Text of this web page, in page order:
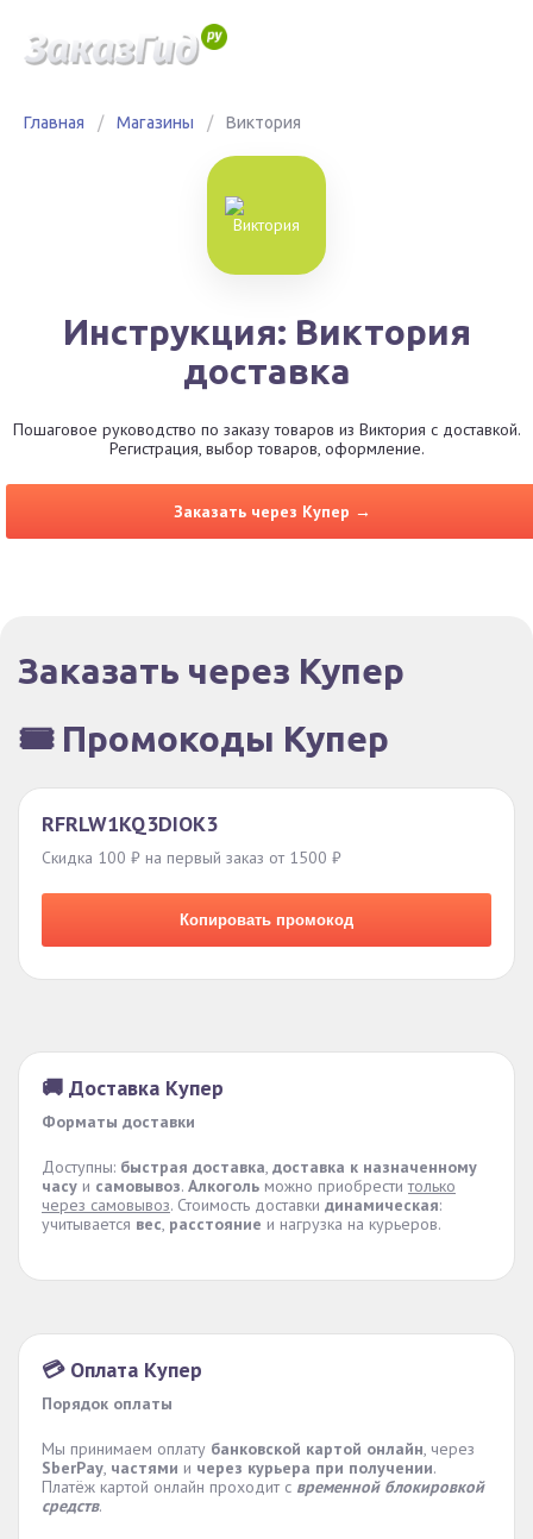
Главная / Магазины / Виктория
Инструкция: Виктория
доставка
Пошаговое руководство по заказу товаров из Виктория с доставкой.
Регистрация, выбор товаров, оформление.
Заказать через Купер →
Заказать через Купер
🎟️ Промокоды Купер
RFRLW1KQ3DIOK3
Скидка 100 ₽ на первый заказ от 1500 ₽
Копировать промокод
🚚 Доставка Купер
Форматы доставки
Доступны: быстрая доставка, доставка к назначенному
часу и самовывоз. Алкоголь можно приобреститолько
через самовывоз. Стоимость доставки динамическая:
учитывается вес, расстояние и нагрузка на курьеров.
💳 Оплата Купер
Порядок оплаты
Мы принимаем оплату банковской картой онлайн, через
SberPay, частями и через курьера при получении.
Платёж картой онлайн проходит с временной блокировкой
средств.